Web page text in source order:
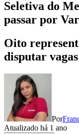
Seletiva do
passar por
Oito
disputar
Por
Atualizado há 1 ano